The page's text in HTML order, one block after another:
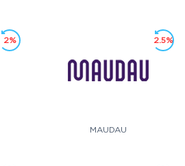
2%
MAUDAU
2.5%